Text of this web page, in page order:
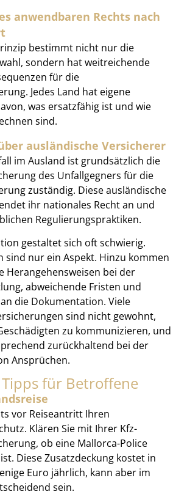
anwendbaren Rechts nach
bestimmt nicht nur die
sondern hat weitreichende
für die
Jedes Land hat eigene
was ersatzfähig ist und wie
sind.
ausländische Versicherer
im Ausland ist grundsätzlich die
des Unfallgegners für die
zuständig. Diese ausländische
ihr nationales Recht an und
Regulierungspraktiken.
gestaltet sich oft schwierig.
sind nur ein Aspekt. Hinzu kommen
Herangehensweisen bei der
abweichende Fristen und
die Dokumentation. Viele
sind nicht gewohnt,
zu kommunizieren, und
zurückhaltend bei der
Ansprüchen.
für Betroffene
vor Reiseantritt Ihren
Klären Sie mit Ihrer Kfz-
ob eine Mallorca-Police
Diese Zusatzdeckung kostet in
Euro jährlich, kann aber im
sein.